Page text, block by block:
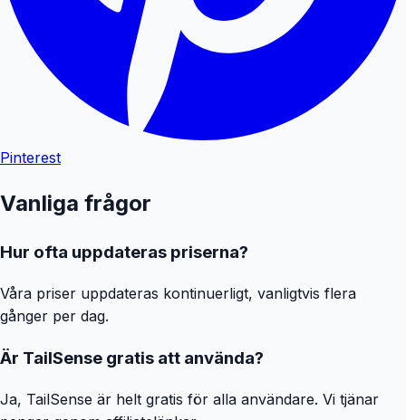
Pinterest
Vanliga frågor
Hur ofta uppdateras priserna?
Våra priser uppdateras kontinuerligt, vanligtvis flera
gånger per dag.
Är TailSense gratis att använda?
Ja, TailSense är helt gratis för alla användare. Vi tjänar